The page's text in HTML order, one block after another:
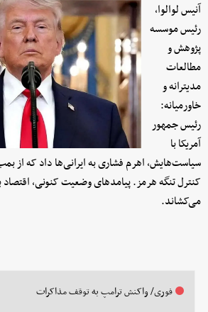
آنیس لوالوا،
رئیس موسسه
پژوهش و
مطالعات
مدیترانه و
خاورمیانه:
رئیس جمهور
آمریکا با
سیاست‌هایش، اهرم فشاری به ایرانی‌ها داد که از
کنترل تنگه هرمز. پیامدهای وضعیت کنونی، اقتصاد
می‌کشاند.
فوری/ واکنش ترامپ به توقف مذاکرات